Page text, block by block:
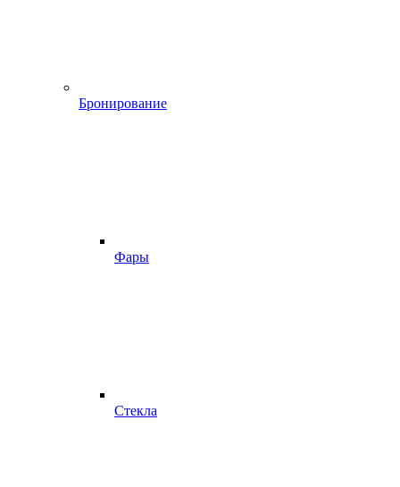
Бронирование
Фары
Стекла